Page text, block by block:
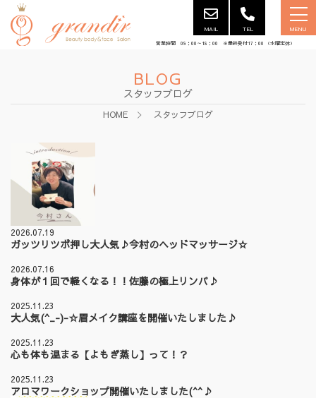
MAIL TEL MENU
営業時間 09：00～18：00 ※最終受付17：00 （水曜定休）
BLOG
スタッフブログ
HOME スタッフブログ
2026.07.19
ガッツリツボ押し大人気♪今村のヘッドマッサージ☆
2026.07.16
身体が１回で軽くなる！！佐藤の極上リンパ♪
2025.11.23
大人気(^_-)-☆眉メイク講座を開催いたしました♪
2025.11.23
心も体も温まる【よもぎ蒸し】って！？
2025.11.23
アロマワークショップ開催いたしました(^^♪